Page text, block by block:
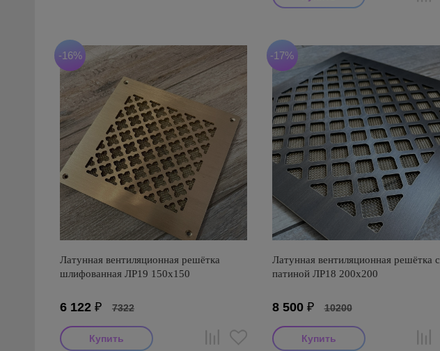
-16%
Латунная вентиляционная решётка
шлифованная ЛР19 150х150
6 122 ₽ 7322
-17%
Латунная вентиляционная решётка с
патиной ЛР18 200х200
8 500₽ 10200